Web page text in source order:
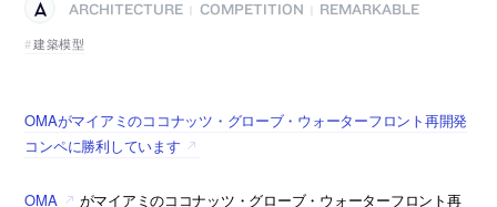
ARCHITECTURE COMPETITION
REMARKABLE
建築模型
OMAがマイアミのココナッツ・グローブ・ウォーターフロント再開発
コンペに勝利しています
OMA
がマイアミのココナッツ・グローブ・ウォーターフロント再